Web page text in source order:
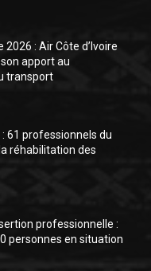
2026 : Air Côte d’Ivoire
apport au
transport
: 61 professionnels du
réhabilitation des
professionnelle :
personnes en situation